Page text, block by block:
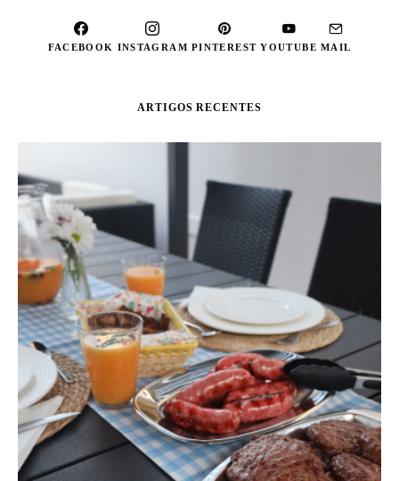
FACEBOOK INSTAGRAM PINTEREST YOUTUBE MAIL
ARTIGOS RECENTES